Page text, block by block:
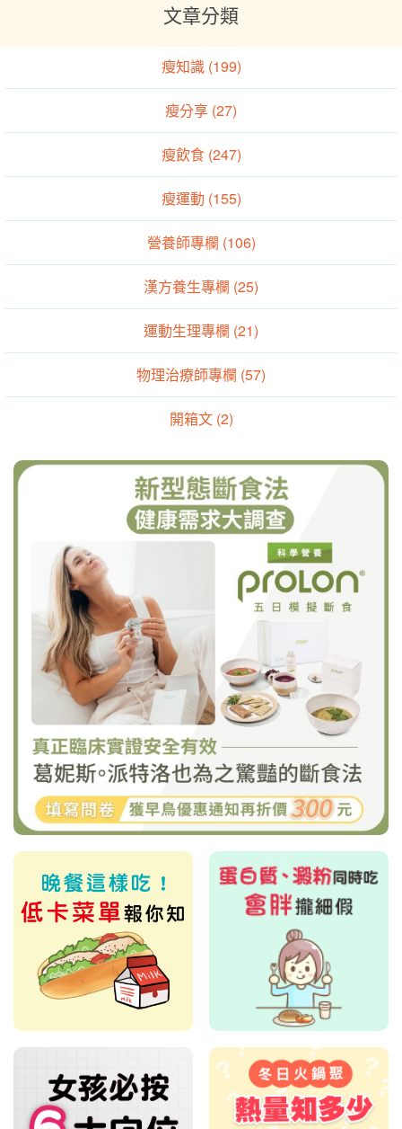
文章分類
瘦知識 (199)
瘦分享 (27)
瘦飲食 (247)
瘦運動 (155)
營養師專欄 (106)
漢方養生專欄 (25)
運動生理專欄 (21)
物理治療師專欄 (57)
開箱文 (2)